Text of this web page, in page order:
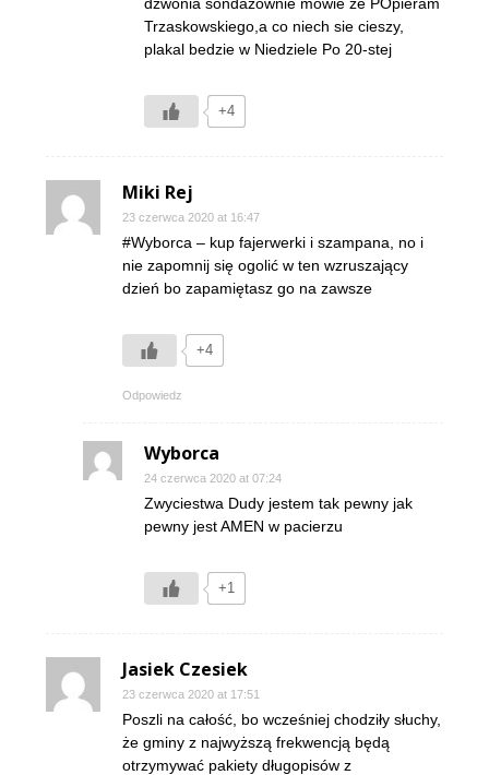
Trzaskowskiego,a co niech sie cieszy,
plakal bedzie w Niedziele Po 20-stej
+4
Miki Rej
23 czerwca 2020 at 16:47
#Wyborca – kup fajerwerki i szampana, no i
nie zapomnij się ogolić w ten wzruszający
dzień bo zapamiętasz go na zawsze
+4
Odpowiedz
Wyborca
24 czerwca 2020 at 07:24
Zwyciestwa Dudy jestem tak pewny jak
pewny jest AMEN w pacierzu
+1
Jasiek Czesiek
23 czerwca 2020 at 17:51
Poszli na całość, bo wcześniej chodziły słuchy,
że gminy z najwyższą frekwencją będą
otrzymywać pakiety długopisów z